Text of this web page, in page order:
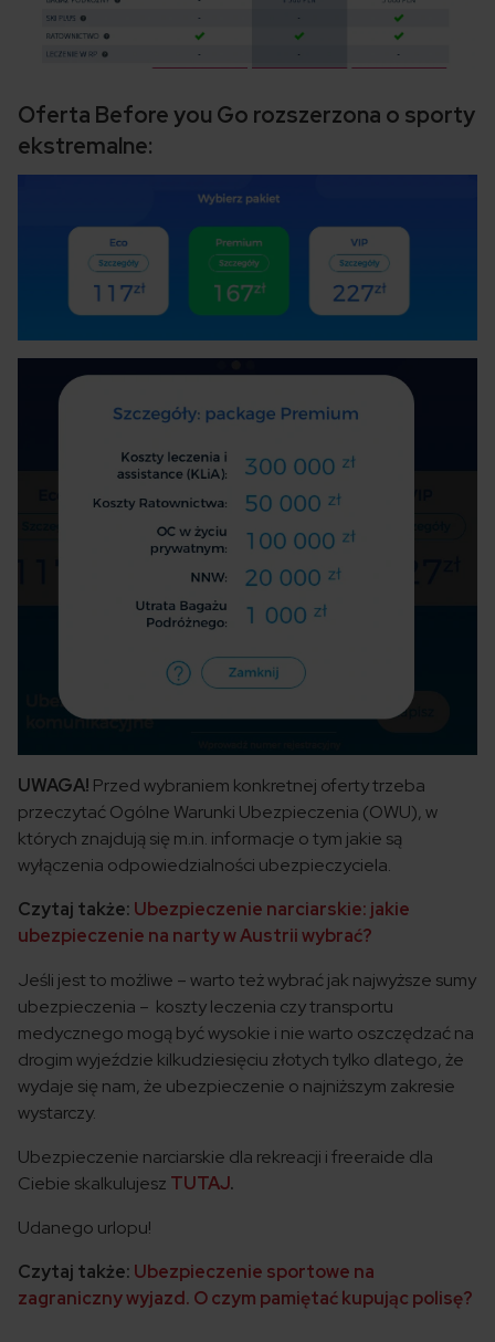
Oferta Before you Go rozszerzona o sporty
ekstremalne:
UWAGA! Przed wybraniem konkretnej oferty trzeba
przeczytać Ogólne Warunki Ubezpieczenia (OWU), w
których znajdują się m.in. informacje o tym jakie są
wyłączenia odpowiedzialności ubezpieczyciela.
Czytaj także: Ubezpieczenie narciarskie: jakie
ubezpieczenie na narty w Austrii wybrać?
Jeśli jest to możliwe – warto też wybrać jak najwyższe sumy
ubezpieczenia – koszty leczenia czy transportu
medycznego mogą być wysokie i nie warto oszczędzać na
drogim wyjeździe kilkudziesięciu złotych tylko dlatego, że
wydaje się nam, że ubezpieczenie o najniższym zakresie
wystarczy.
Ubezpieczenie narciarskie dla rekreacji i freeraide dla
Ciebie skalkulujesz TUTAJ.
Udanego urlopu!
Czytaj także: Ubezpieczenie sportowe na
zagraniczny wyjazd. O czym pamiętać kupując polisę?